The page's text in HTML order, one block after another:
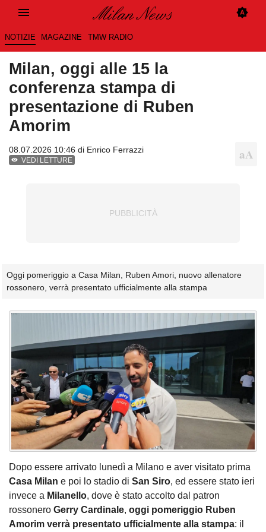
NOTIZIE MAGAZINE TMW RADIO
Milan, oggi alle 15 la
conferenza stampa di
presentazione di Ruben
Amorim
08.07.2026 10:46 di Enrico Ferrazzi
VEDI LETTURE
Oggi pomeriggio a Casa Milan, Ruben Amori, nuovo allenatore
rossonero, verrà presentato ufficialmente alla stampa
Dopo essere arrivato lunedì a Milano e aver visitato prima
Casa Milan e poi lo stadio di San Siro, ed essere stato ieri
invece a Milanello, dove è stato accolto dal patron
rossonero Gerry Cardinale, oggi pomeriggio Ruben
Amorim verrà presentato ufficialmente alla stampa: il